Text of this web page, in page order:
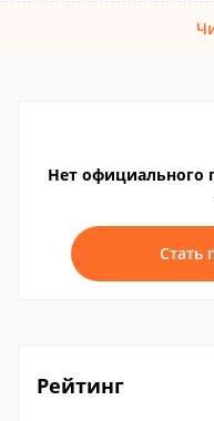
Нет официального
Стать
Рейтинг